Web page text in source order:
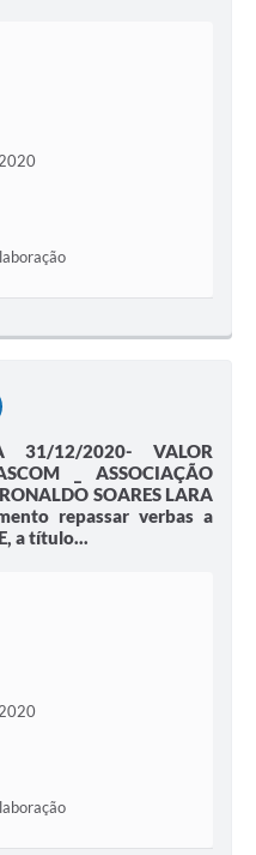
31/12/2020- VALOR
_ ASSOCIAÇÃO
SOARES LARA
repassar verbas a
a título...